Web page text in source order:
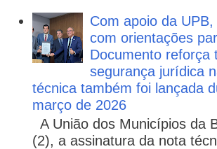
Com apoio da
com orientações
Documento reforça
segurança jurídica
técnica também foi lançada
março de 2026
A União dos Municípios da
(2), a assinatura da nota